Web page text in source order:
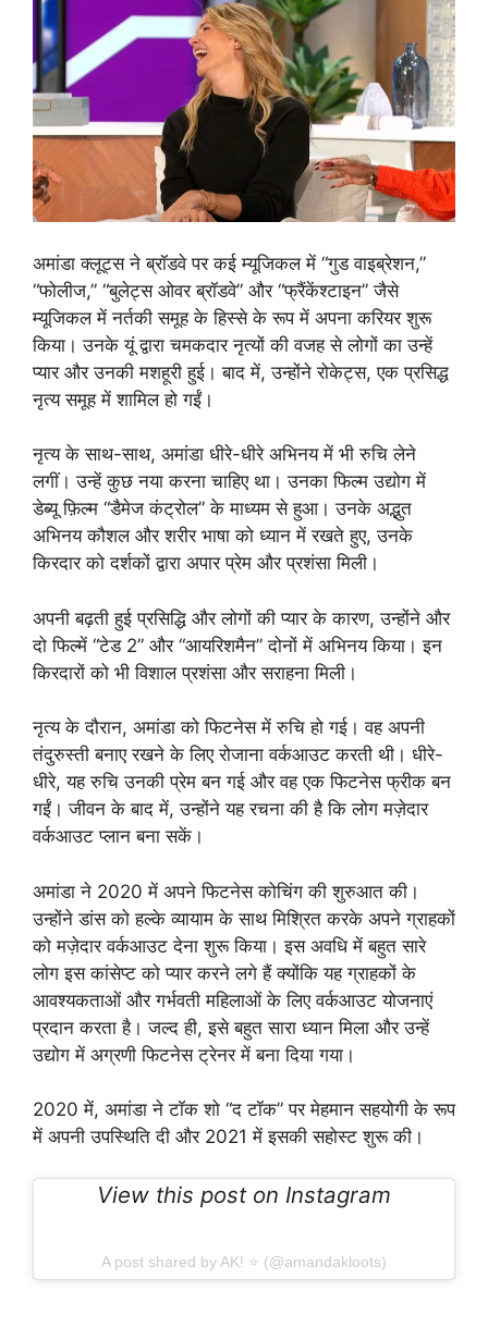
अमांडा क्लूट्स ने ब्रॉडवे पर कई म्यूजिकल में “गुड वाइब्रेशन,”
“फोलीज,” “बुलेट्स ओवर ब्रॉडवे” और “फ्रैंकेंश्टाइन” जैसे
म्यूजिकल में नर्तकी समूह के हिस्से के रूप में अपना करियर शुरू
किया। उनके यूं द्वारा चमकदार नृत्यों की वजह से लोगों का उन्हें
प्यार और उनकी मशहूरी हुई। बाद में, उन्होंने रोकेट्स, एक प्रसिद्ध
नृत्य समूह में शामिल हो गईं।
नृत्य के साथ-साथ, अमांडा धीरे-धीरे अभिनय में भी रुचि लेने
लगीं। उन्हें कुछ नया करना चाहिए था। उनका फिल्म उद्योग में
डेब्यू फ़िल्म “डैमेज कंट्रोल” के माध्यम से हुआ। उनके अद्भुत
अभिनय कौशल और शरीर भाषा को ध्यान में रखते हुए, उनके
किरदार को दर्शकों द्वारा अपार प्रेम और प्रशंसा मिली।
अपनी बढ़ती हुई प्रसिद्धि और लोगों की प्यार के कारण, उन्होंने और
दो फिल्में “टेड 2” और “आयरिशमैन” दोनों में अभिनय किया। इन
किरदारों को भी विशाल प्रशंसा और सराहना मिली।
नृत्य के दौरान, अमांडा को फिटनेस में रुचि हो गई। वह अपनी
तंदुरुस्ती बनाए रखने के लिए रोजाना वर्कआउट करती थी। धीरे-
धीरे, यह रुचि उनकी प्रेम बन गई और वह एक फिटनेस फ्रीक बन
गईं। जीवन के बाद में, उन्होंने यह रचना की है कि लोग मज़ेदार
वर्कआउट प्लान बना सकें।
अमांडा ने 2020 में अपने फिटनेस कोचिंग की शुरुआत की।
उन्होंने डांस को हल्के व्यायाम के साथ मिश्रित करके अपने ग्राहकों
को मज़ेदार वर्कआउट देना शुरू किया। इस अवधि में बहुत सारे
लोग इस कांसेप्ट को प्यार करने लगे हैं क्योंकि यह ग्राहकों के
आवश्यकताओं और गर्भवती महिलाओं के लिए वर्कआउट योजनाएं
प्रदान करता है। जल्द ही, इसे बहुत सारा ध्यान मिला और उन्हें
उद्योग में अग्रणी फिटनेस ट्रेनर में बना दिया गया।
2020 में, अमांडा ने टॉक शो “द टॉक” पर मेहमान सहयोगी के रूप
में अपनी उपस्थिति दी और 2021 में इसकी सहोस्ट शुरू की।
View this post on Instagram
A post shared by AK! ⭐️ (@amandakloots)